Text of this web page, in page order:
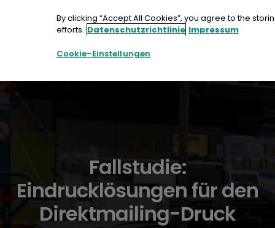
Fallstudie:
Eindrucklösungen für den
Direktmailing-Druck
By clicking “Accept All Cookies”, you agree to the
efforts. Datenschutzrichtlinie Impressum
Cookie-Einstellungen